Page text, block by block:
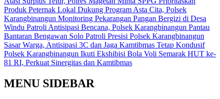
Produk Peternak Lokal Dukung Program Asta Cita, Polsek
Karangbinangun Monitoring Pekarangan Pangan Bergizi di Desa
Windu Patroli Antisipasi Bencana, Polsek Karangbinangun Pantau
Bantaran Bengawan Solo Patroli Presisi Polsek Karangbinangun
Sasar Warga, Antisipasi 3C dan Jaga Kamtibmas Tetap Kondusif
Polsek Karangbinangun Ikuti Ekshibisi Bola Voli Semarak HUT ke-
81 RI, Perkuat Sinergitas dan Kamtibmas
MENU SIDEBAR